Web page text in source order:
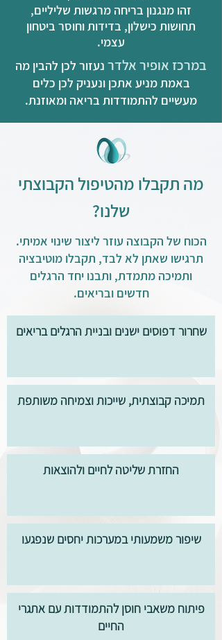
זהו מנגנון בריחה מרגשות שליליים,
תחושות כישלון, בדידות וחוסר ביטחון
עצמי.
במרכז אופיר אלדר נעזור לכן להבין מה
באמת מניע אתכן ונעניק לכן כלים
מעשיים להתמודדות בריאה ומאוזנת.
מה תקבלו מהטיפול הקבוצתי
שלנו?
​הכוח של הקבוצה עוזר ליצור שינוי אמיתי.
תרגישו שאתן לא לבד, תקבלו מוטיבציה
ותמיכה מתמדת, ותבנו יחד הרגלים
חדשים ובריאים.
שחרור דפוסים ישנים ובניית הרגלים בריאים
תמיכה קבוצתית, שייכות וצמיחה משותפת
החזרת שליטה לחיים ולהוצאות
שיפור משמעותי במערכות יחסים שנפגעו
פיתוח משאבי חוסן להתמודדות עם אתגרי
החיים